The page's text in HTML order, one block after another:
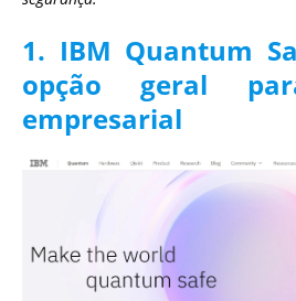
1. IBM Quantum
opção geral
empresarial